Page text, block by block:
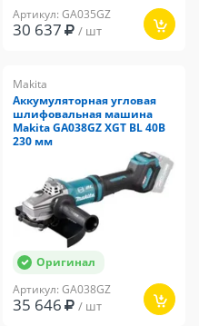
Артикул: GA035GZ
30 637 / шт
Makita
Аккумуляторная угловая
шлифовальная машина
Makita GA038GZ XGT BL 40В
230 мм
Оригинал
Артикул: GA038GZ
35 646 / шт